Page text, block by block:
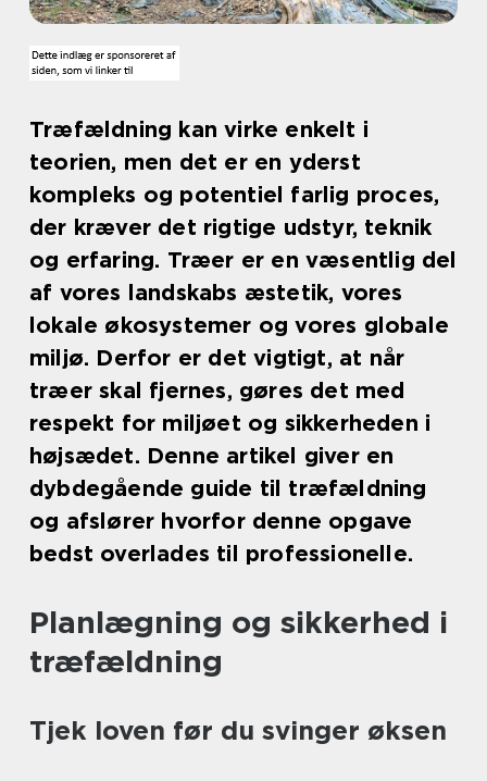
Træfældning kan virke enkelt i
teorien, men det er en yderst
kompleks og potentiel farlig proces,
der kræver det rigtige udstyr, teknik
og erfaring. Træer er en væsentlig del
af vores landskabs æstetik, vores
lokale økosystemer og vores globale
miljø. Derfor er det vigtigt, at når
træer skal fjernes, gøres det med
respekt for miljøet og sikkerheden i
højsædet. Denne artikel giver en
dybdegående guide til træfældning
og afslører hvorfor denne opgave
bedst overlades til professionelle.
Planlægning og sikkerhed i
træfældning
Tjek loven før du svinger øksen